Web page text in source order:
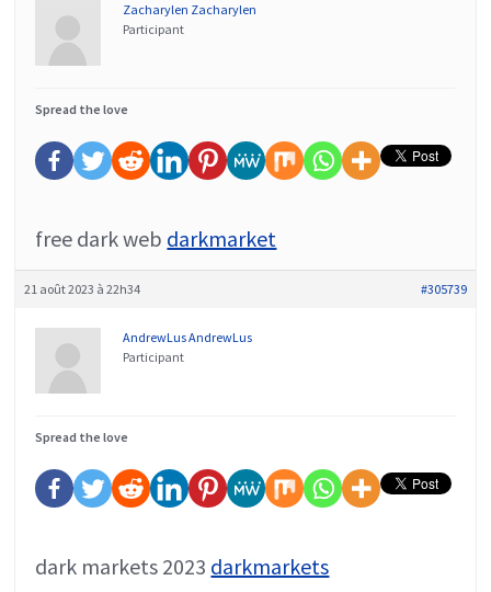
Zacharylen Zacharylen
Participant
Spread the love
free dark web darkmarket
21 août 2023 à 22h34 #305739
AndrewLus AndrewLus
Participant
Spread the love
dark markets 2023 darkmarkets